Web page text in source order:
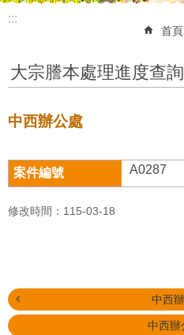
:::
:::
首頁
大宗謄本處理進度查詢
中西辦公處
A0287
修改時間：115-03-18
中西
中西辦